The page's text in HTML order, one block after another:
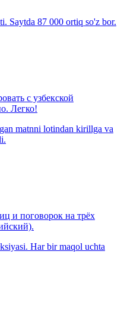
87 000 ortiq so'z bor.
с узбекской
Легко!
matnni lotindan kirillga va
и поговорок на трёх
Har bir maqol uchta